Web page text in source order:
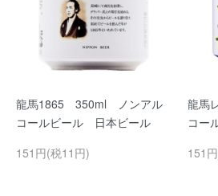
龍馬1865 350ml ノンアル
コールビール 日本ビール
151円(税11円)
龍馬
コー
151